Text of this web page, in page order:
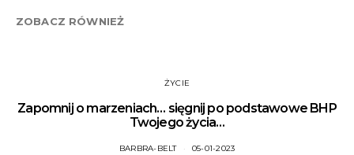
ZOBACZ RÓWNIEŻ
ŻYCIE
Zapomnij o marzeniach… sięgnij po podstawowe BHP
Twojego życia…
BARBRA-BELT 05-01-2023